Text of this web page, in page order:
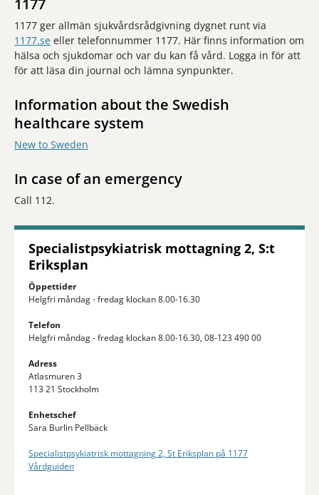
1177
1177 ger allmän sjukvårdsrådgivning dygnet runt via
1177.se eller telefonnummer 1177. Här finns information om
hälsa och sjukdomar och var du kan få vård. Logga in för att
för att läsa din journal och lämna synpunkter.
Information about the Swedish
healthcare system
New to Sweden
In case of an emergency
Call 112.
Specialistpsykiatrisk mottagning 2, S:t
Eriksplan
Öppettider
Helgfri måndag - fredag klockan 8.00-16.30
Telefon
Helgfri måndag - fredag klockan 8.00-16.30, 08-123 490 00
Adress
Atlasmuren 3
113 21 Stockholm
Enhetschef
Sara Burlin Pellbäck
Specialistpsykiatrisk mottagning 2, St Eriksplan på 1177
Vårdguiden